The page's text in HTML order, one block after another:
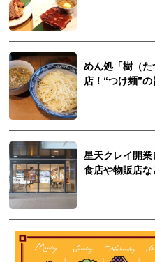
めん処「樹（
店！“つけ麺”
星天クレイ開
食店や物販店な